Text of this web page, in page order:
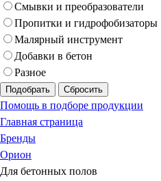
Смывки и преобразователи
Пропитки и гидрофобизаторы
Малярный инструмент
Добавки в бетон
Разное
Подобрать Сбросить
Помощь в подборе продукции
Главная страница
Бренды
Орион
Для бетонных полов